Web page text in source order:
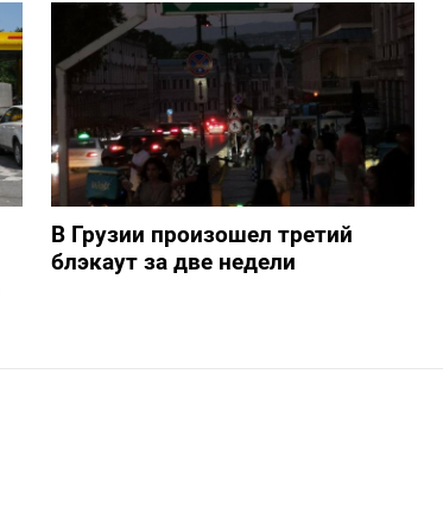
В Грузии произошел третий
блэкаут за две недели